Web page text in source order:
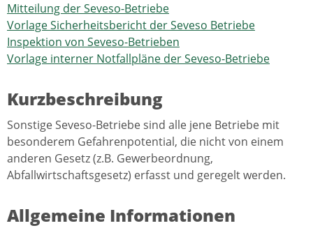
Mitteilung der Seveso-Betriebe
Vorlage Sicherheitsbericht der Seveso Betriebe
Inspektion von Seveso-Betrieben
Vorlage interner Notfallpläne der Seveso-Betriebe
Kurzbeschreibung
Sonstige Seveso-Betriebe sind alle jene Betriebe mit
besonderem Gefahrenpotential, die nicht von einem
anderen Gesetz (z.B. Gewerbeordnung,
Abfallwirtschaftsgesetz) erfasst und geregelt werden.
Allgemeine Informationen